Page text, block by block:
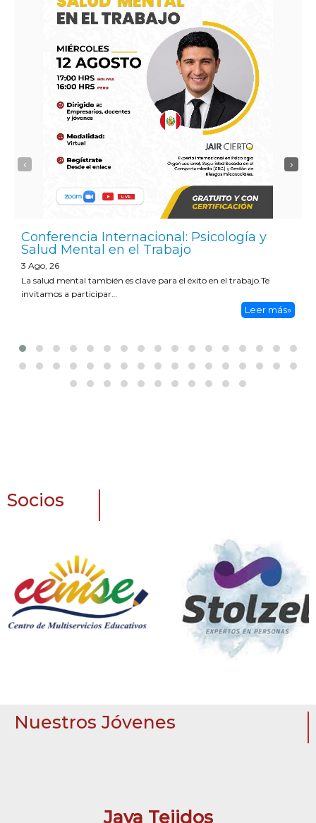
Conferencia Internacional: Psicología y
Salud Mental en el Trabajo
3 Ago, 26
La salud mental también es clave para el éxito en el trabajo.Te
invitamos a participar…
Leer más»
‹ ›
Socios
Nuestros Jóvenes
Jaya Tejidos